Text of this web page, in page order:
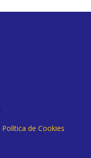
Política de Cookies